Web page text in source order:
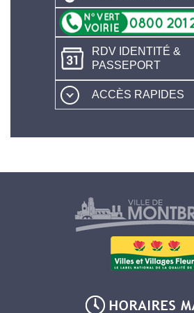
RDV IDENTITÉ &
PASSEPORT
ACCÈS RAPIDES